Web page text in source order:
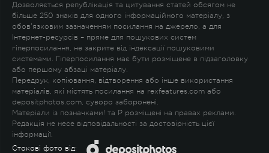
Дозволяється републікація та цитування статей обсягом не
більше 250 знаків для одного інформаційного матеріалу, з
обов'язковим зазначенням посилання на джерело, а для
Інтернет-ресурсів – пряме для пошукових систем
гіперпосилання, не закрите від індексації пошуковими
системами. Гіперпосилання має бути розміщене в підзаголовку
або першому абзаці матеріалу.
Передрук, копіювання, відтворення або інше використання
матеріалів, які містять посилання на rexfeatures.com або
depositphotos.com, суворо заборонені.
Матеріали із позначками! та P розміщені на правах реклами.
Редакція не несе відповідальності за достовірність цієї
інформації.
Стокові фото від: